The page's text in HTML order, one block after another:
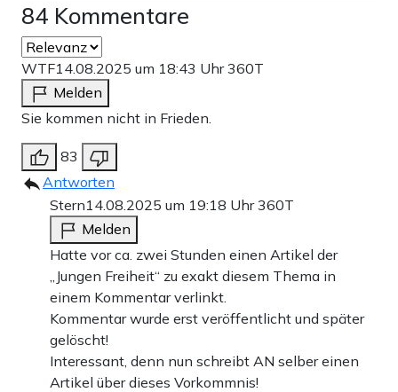
84 Kommentare
WTF14.08.2025 um 18:43 Uhr360T
Melden
Sie kommen nicht in Frieden.
83
Antworten
Stern14.08.2025 um 19:18 Uhr360T
Melden
Hatte vor ca. zwei Stunden einen Artikel der
„Jungen Freiheit“ zu exakt diesem Thema in
einem Kommentar verlinkt.
Kommentar wurde erst veröffentlicht und später
gelöscht!
Interessant, denn nun schreibt AN selber einen
Artikel über dieses Vorkommnis!